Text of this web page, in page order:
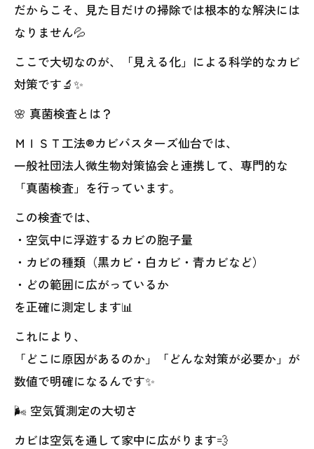
だからこそ、見た目だけの掃除では根本的な解決には
なりません💦
ここで大切なのが、「見える化」による科学的なカビ
対策です🔬✨
🌸 真菌検査とは？
ＭＩＳＴ工法®カビバスターズ仙台では、
一般社団法人微生物対策協会と連携して、専門的な
「真菌検査」を行っています。
この検査では、
・空気中に浮遊するカビの胞子量
・カビの種類（黒カビ・白カビ・青カビなど）
・どの範囲に広がっているか
を正確に測定します📊
これにより、
「どこに原因があるのか」「どんな対策が必要か」が
数値で明確になるんです✨
🌬️ 空気質測定の大切さ
カビは空気を通して家中に広がります💨